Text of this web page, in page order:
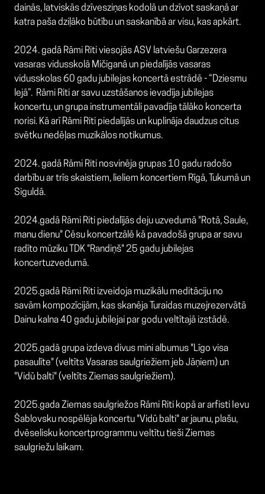
dainās, latviskās dzīvesziņas kodolā un dzīvot saskaņā ar
katra paša dziļāko būtību un saskanībā ar visu, kas apkārt.
2024. gadā Rāmi Riti viesojās ASV latviešu Garzezera
vasaras vidusskolā Mičiganā un piedalījāsvasaras
vidusskolas 60 gadu jubilejas koncertā estrādē - “Dziesmu
lejā”. Rāmi Riti ar savu uzstāšanos ievadīja jubilejas
koncertu, un grupa instrumentāli pavadīja tālāko koncerta
norisi. Kā arī Rāmi Riti piedalījās un kuplināja daudzus citus
svētku nedēļas muzikālos notikumus.
2024. gadā Rāmi Riti nosvinēja grupas 10 gadu radošo
darbību ar trīs skaistiem, lieliem koncertiem Rīgā, Tukumā un
Siguldā.
2024.gadā Rāmi Riti piedalījās deju uzvedumā "Rotā, Saule,
manu dienu" Cēsu koncertzālē kā pavadošā grupa ar savu
radīto mūziku TDK "Randiņš" 25 gadu jubilejas
koncertuzvedumā.
2025.gadā Rāmi Riti izveidoja muzikālu meditāciju no
savām kompozīcijām, kas skanēja Turaidas muzejrezervātā
Dainu kalna 40 gadu jubilejai par godu veltītajā izstādē.
2025.gadā grupa izdeva divus mini albumus "Līgo visa
pasaulīte" (veltīts Vasaras saulgriežiem jeb Jāņiem) un
"Vidū balti" (veltīts Ziemas saulgriežiem).
2025.gada Ziemas saulgriežos Rāmi Riti kopā ar arfisti Ievu
Šablovsku nospēlēja koncertu "Vidū balti" ar jaunu, plašu,
dvēselisku koncertprogrammu veltītu tieši Ziemas
saulgriežu laikam.